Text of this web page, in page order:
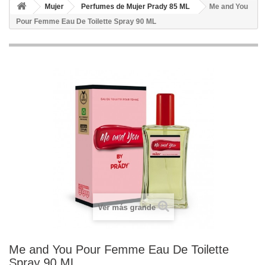
Mujer Perfumes de Mujer Prady 85 ML
Me and You
Pour Femme Eau De Toilette Spray 90 ML
Ver más grande
Me and You Pour Femme Eau De Toilette
Spray 90 ML